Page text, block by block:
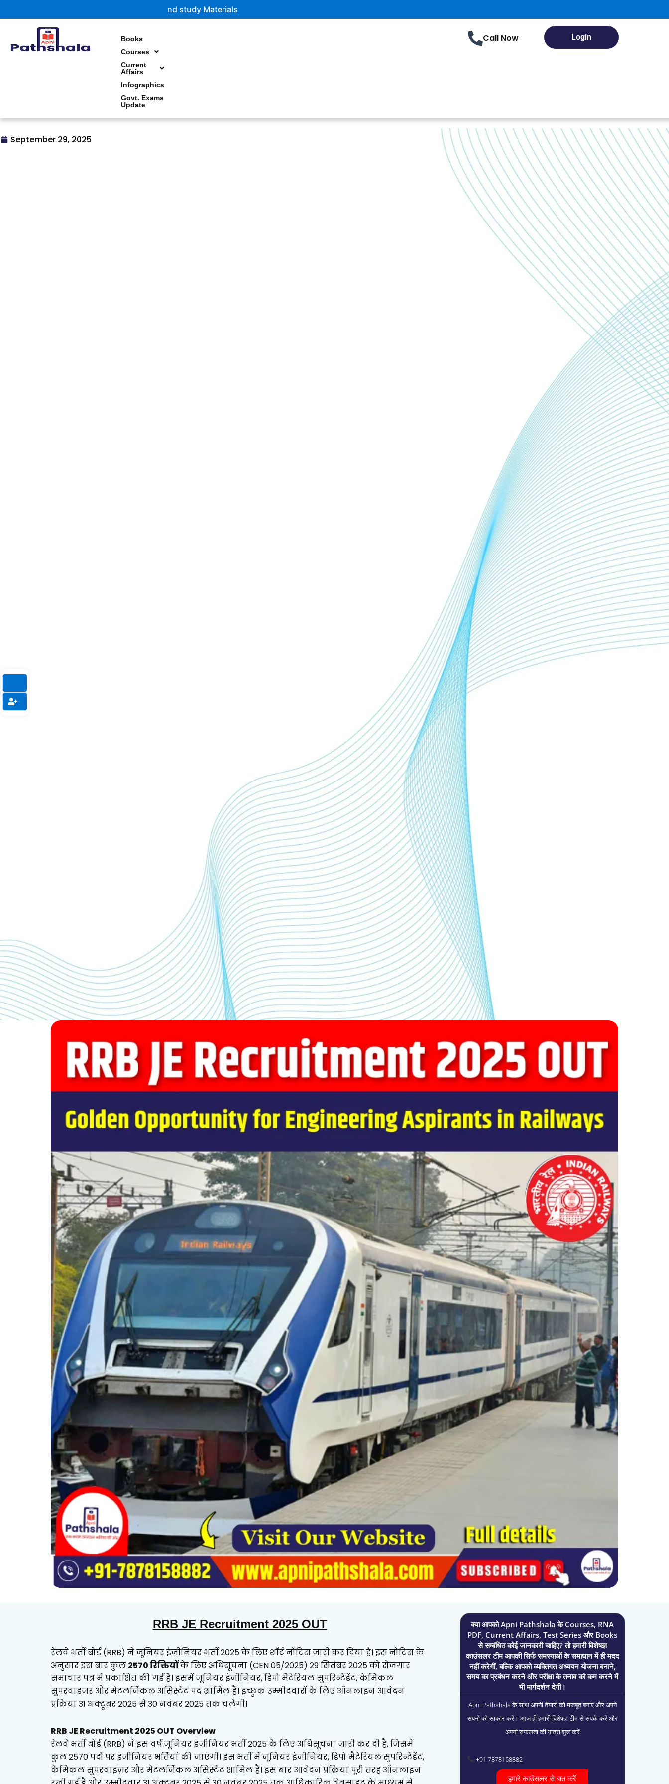
to
Books
Courses
Current
Affairs
Infographics
Govt. Exams
Update
Call Now Login
September 29, 2025
RRB JE Recruitment 2025 OUT
रेलवे भर्ती बोर्ड (RRB) ने जूनियर इंजीनियर भर्ती 2025 के लिए शॉर्ट नोटिस जारी कर दिया है। इस नोटिस के
अनुसार इस बार कुल 2570 रिक्तियोंके लिए अधिसूचना (CEN 05/2025) 29 सितंबर 2025 को रोजगार
समाचार पत्र में प्रकाशित की गई है। इसमें जूनियर इंजीनियर, डिपो मैटेरियल सुपरिन्टेंडेंट, केमिकल
सुपरवाइज़र और मेटलर्जिकल असिस्टेंट पद शामिल हैं। इच्छुक उम्मीदवारों के लिए ऑनलाइन आवेदन
प्रक्रिया 31 अक्टूबर 2025 से 30 नवंबर 2025 तक चलेगी।
RRB JE Recruitment 2025 OUT Overview
रेलवे भर्ती बोर्ड (RRB) ने इस वर्ष जूनियर इंजीनियर भर्ती 2025 के लिए अधिसूचना जारी कर दी है, जिसमें
कुल 2570 पदों पर इंजीनियर भर्तियां की जाएंगी। इस भर्ती में जूनियर इंजीनियर, डिपो मैटेरियल सुपरिन्टेंडेंट,
केमिकल सुपरवाइज़र और मेटलर्जिकल असिस्टेंट शामिल हैं। इस बार आवेदन प्रक्रिया पूरी तरह ऑनलाइन
क्या आपको Apni Pathshala के Courses, RNA
PDF, Current Affairs, Test Series और Books
से सम्बंधित कोई जानकारी चाहिए? तो हमारी विशेषज्ञ
काउंसलर टीम आपकी सिर्फ समस्याओं के समाधान में ही मदद
नहीं करेगीं, बल्कि आपको व्यक्तिगत अध्ययन योजना बनाने,
समय का प्रबंधन करने और परीक्षा के तनाव को कम करने में
भी मार्गदर्शन देगी।
Apni Pathshala के साथ अपनी तैयारी को मजबूत बनाएं और अपने
सपनों को साकार करें। आज ही हमारी विशेषज्ञ टीम से संपर्क करें और
अपनी सफलता की यात्रा शुरू करें
+91 7878158882
हमारे काउंसलर से बात करें